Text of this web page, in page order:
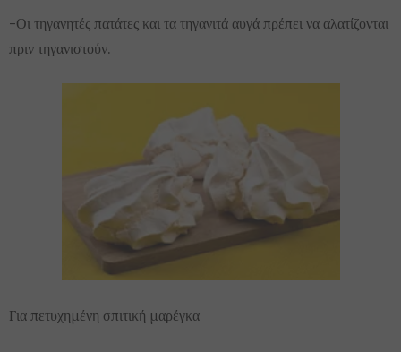
-Οι τηγανητές πατάτες και τα τηγανιτά αυγά πρέπει να αλατίζονται
πριν τηγανιστούν.
Για πετυχημένη σπιτική μαρέγκα